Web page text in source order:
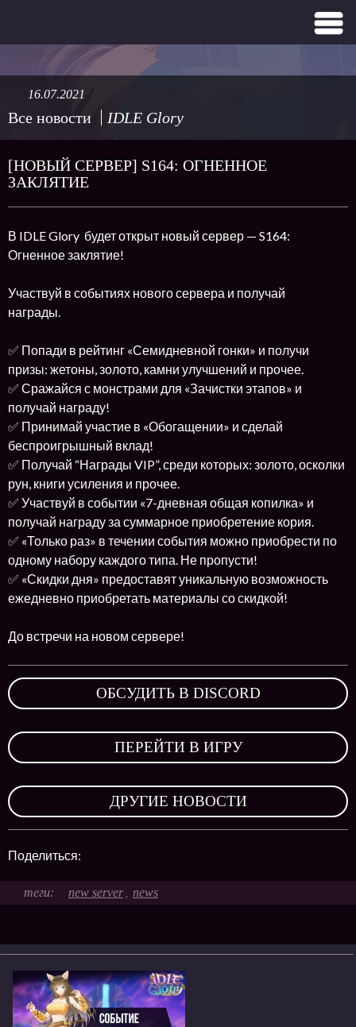
Все новости IDLE Glory
16.07.2021
[НОВЫЙ СЕРВЕР] S164: ОГНЕННОЕ
ЗАКЛЯТИЕ
В IDLE Glory будет открыт новый сервер — S164:
Огненное заклятие!
Участвуй в событиях нового сервера и получай
награды.
✅ Попади в рейтинг «Семидневной гонки» и получи
призы: жетоны, золото, камни улучшений и прочее.
✅ Сражайся с монстрами для «Зачистки этапов» и
получай награду!
✅ Принимай участие в «Обогащении» и сделай
беспроигрышный вклад!
✅ Получай “Награды VIP”, среди которых: золото, осколки
рун, книги усиления и прочее.
✅ Участвуй в событии «7-дневная общая копилка» и
получай награду за суммарное приобретение кория.
✅ «Только раз» в течении события можно приобрести по
одному набору каждого типа. Не пропусти!
✅ «Скидки дня» предоставят уникальную возможность
ежедневно приобретать материалы со скидкой!
До встречи на новом сервере!
ОБСУДИТЬ В DISCORD
ПЕРЕЙТИ В ИГРУ
ДРУГИЕ НОВОСТИ
Поделиться:
new server , news